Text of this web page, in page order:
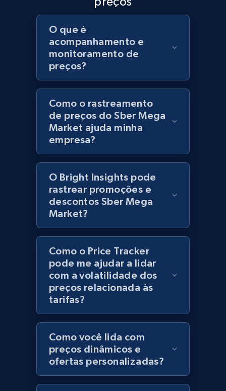
URL, Product id, Title, Product description,
Rating, Reviews count, Initial price, Discount,
and more.
175+
Zara - Products
Category id, Product id, Product name, Price,
Currency, Colour code, Colour, Description, and
more.
1.2K+ 208+ Comece agora
Zara - Products - discovery by category url
Category id, Product id, Product name, Price,
Currency, Colour code, Colour, Description, and
1.2K+ 208+ Comece agora
Best Buy products
URL, Product id, Title, Images, Final price,
Currency, Discount, Initial price, and more.
O que é
acompanhamento e
monitoramento de
preços?
Como o rastreamento
de preços do Sber Mega
Market ajuda minha
empresa?
O Bright Insights pode
rastrear promoções e
descontos Sber Mega
Market?
Como o Price Tracker
pode me ajudar a lidar
com a volatilidade dos
preços relacionada às
tarifas?
Como você lida com
preços dinâmicos e
ofertas personalizadas?